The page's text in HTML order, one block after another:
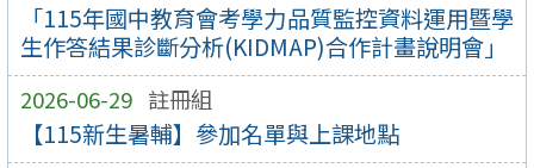
「115年國中教育會考學力品質監控資料運用暨學
生作答結果診斷分析(KIDMAP)合作計畫說明會」
2026-06-29 註冊組
【115新生暑輔】參加名單與上課地點